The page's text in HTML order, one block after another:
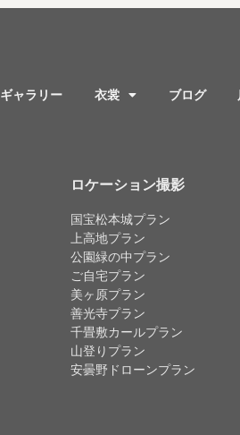
ギャラリー 衣裳 ブログ
ロケーション撮影
国宝松本城プラン
上高地プラン
公園緑の中プラン
ご自宅プラン
美ヶ原プラン
善光寺プラン
千畳敷カールプラン
山登りプラン
安曇野ドローンプラン